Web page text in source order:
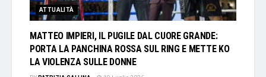
ATTUALITÀ
MATTEO IMPIERI, IL PUGILE DAL CUORE GRANDE:
PORTA LA PANCHINA ROSSA SUL RING E METTE KO
LA VIOLENZA SULLE DONNE